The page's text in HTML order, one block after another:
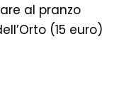
al pranzo
(15 euro)